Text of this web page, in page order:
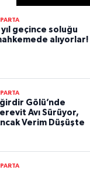
yıl geçince soluğu
alıyorlar!
Gölü’nde
Avı Sürüyor,
Verim Düşüşte